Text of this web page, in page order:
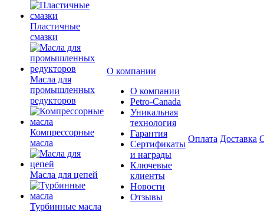
Пластичные
смазки
Масла для
промышленных
редукторов
Компрессорные
масла
Масла для цепей
Турбинные масла
О компании
О компании
Petro-Сanada
Уникальная
технология
Гарантия
Сертификаты
и награды
Ключевые
клиенты
Новости
Отзывы
Оплата Доставка